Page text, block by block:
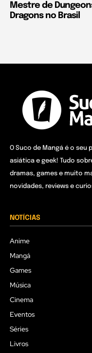
Mestre de
Dragons no Brasil
O Suco de Mangá é o
asiática e geek! Tudo
dramas, games e muito
novidades, reviews e
NOTÍCIAS
Anime
Mangá
Games
Música
Cinema
Eventos
Séries
Livros